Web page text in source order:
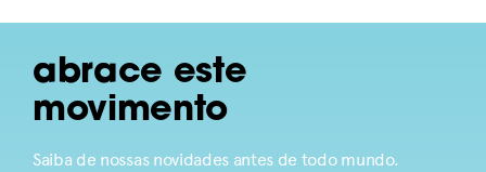
abrace este
movimento
Saiba de nossas novidades antes de todo mundo.